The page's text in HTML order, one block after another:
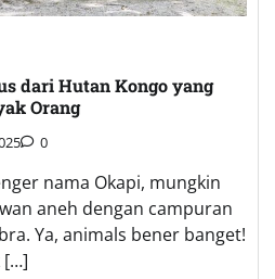
dari Hutan Kongo yang
Orang
0
nama Okapi, mungkin
aneh dengan campuran
Ya, animals bener banget!
[…]